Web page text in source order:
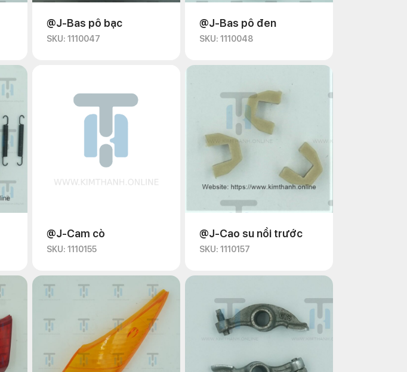
@J-Bas pô bạc
SKU: 1110047
@J-Bas pô đen
SKU: 1110048
@J-Cam cò
SKU: 1110155
@J-Cao su nồi trước
SKU: 1110157